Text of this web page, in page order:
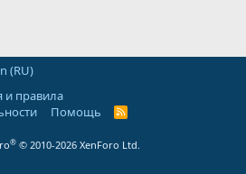
(RU)
и правила
Помощь
R
® © 2010-2026 XenForo Ltd.